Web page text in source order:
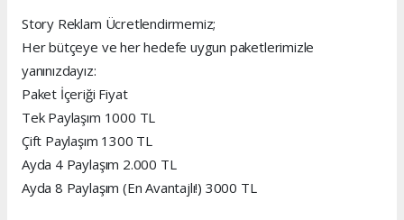
Story Reklam Ücretlendirmemiz;
Her bütçeye ve her hedefe uygun paketlerimizle
yanınızdayız:
Paket İçeriği Fiyat
Tek Paylaşım 1000 TL
Çift Paylaşım 1300 TL
Ayda 4 Paylaşım 2.000 TL
Ayda 8 Paylaşım (En Avantajlı!) 3000 TL